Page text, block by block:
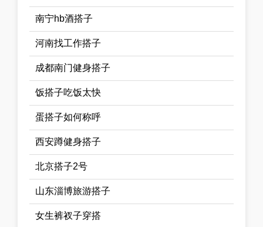
南宁hb酒搭子
河南找工作搭子
成都南门健身搭子
饭搭子吃饭太快
蛋搭子如何称呼
西安蹲健身搭子
北京搭子2号
山东淄博旅游搭子
女生裤衩子穿搭